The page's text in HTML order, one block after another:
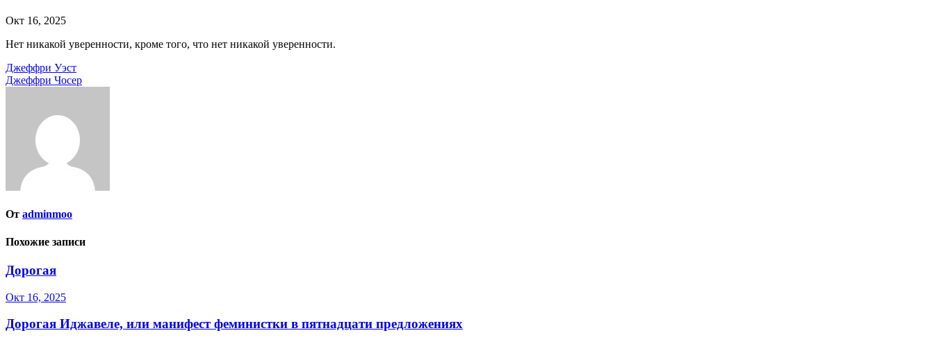
Окт 16, 2025
Нет никакой уверенности, кроме того, что нет никакой уверенности.
Навигация
по
Джеффри Уэст
Джеффри Чосер
От adminmoo
Похожие записи
Дорогая
Окт 16, 2025
Дорогая Иджавеле, или манифест феминистки в пятнадцати предложениях